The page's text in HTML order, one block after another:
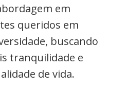
em
queridos em
buscando
tranquilidade e
de vida.